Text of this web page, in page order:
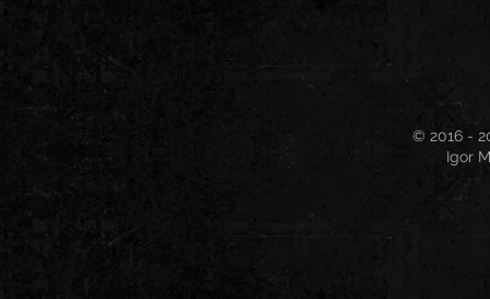
© 2016 -
Igor